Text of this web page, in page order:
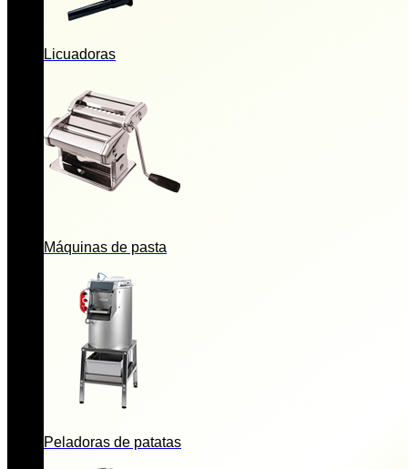
Licuadoras
Máquinas de pasta
Peladoras de patatas